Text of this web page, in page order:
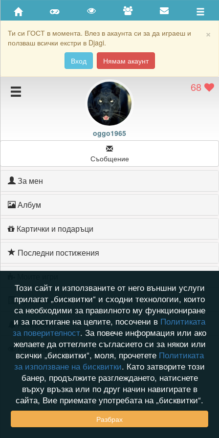
×
Ти си ГОСТ в момента. Влез в акаунта си за да играеш и
ползваш всички екстри в Djagi.
Вход
Нямам акаунт
Приятели
Хронология на игри
Подаръците на oggo1965
Картичките на oggo1965
68
oggo1965
Съобщение
За мен
Албум
Картички и подаръци
Последни постижения
Хронология на игри
Активност
Кой видя профила на oggo1965
Този сайт и използваните от него външни услуги
прилагат „бисквитки“ и сходни технологии, които
са необходими за правилното му функциониране
и за постигане на целите, посочени в Политиката
за поверителност. За повече информация или ако
желаете да оттеглите съгласието си за някои или
всички „бисквитки“, моля, прочетете Политиката
за използване на бисквитки. Като затворите този
банер, продължите разглеждането, натиснете
върху връзка или по друг начин навигирате в
сайта, Вие приемате употребата на „бисквитки“.
Разбрах